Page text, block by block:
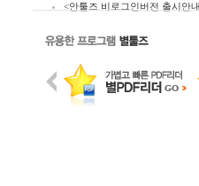
<안툴즈 비로그인버전 출시안